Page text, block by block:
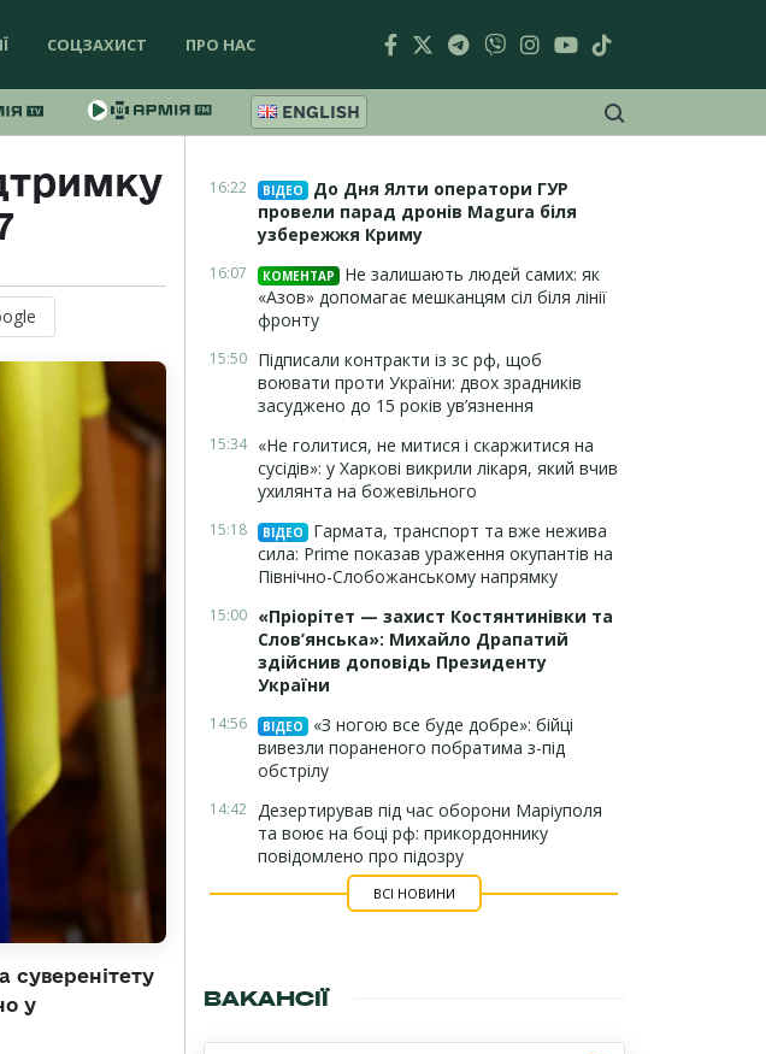
СОЦЗАХИСТ ПРО НАС
ENGLISH
суверенітету
у
16:22 ВІДЕО
До Дня Ялти оператори ГУР
провели парад дронів Magura біля
узбережжя Криму
16:07 КОМЕНТАР
Не залишають людей самих: як
«Азов» допомагає мешканцям сіл біля лінії
фронту
15:50 Підписали контракти із зс рф, щоб
воювати проти України: двох зрадників
засуджено до 15 років ув’язнення
15:34 «Не голитися, не митися і скаржитися на
сусідів»: у Харкові викрили лікаря, який вчив
ухилянта на божевільного
15:18 ВІДЕО
Гармата, транспорт та вже нежива
сила: Prime показав ураження окупантів на
Північно-Слобожанському напрямку
15:00 «Пріорітет — захист Костянтинівки та
Слов’янська»: Михайло Драпатий
здійснив доповідь Президенту
України
14:56 ВІДЕО
«З ногою все буде добре»: бійці
вивезли пораненого побратима з-під
обстрілу
14:42 Дезертирував під час оборони Маріуполя
та воює на боці рф: прикордоннику
повідомлено про підозру
ВСІ НОВИНИ
ВАКАНСІЇ